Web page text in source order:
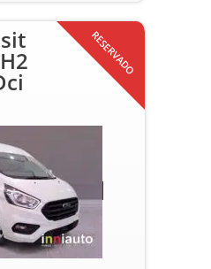
RESERVADO